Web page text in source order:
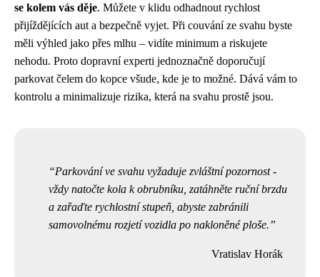
se kolem vás děje. Můžete v klidu odhadnout rychlost
přijíždějících aut a bezpečně vyjet. Při couvání ze svahu byste
měli výhled jako přes mlhu – vidíte minimum a riskujete
nehodu. Proto dopravní experti jednoznačně doporučují
parkovat čelem do kopce všude, kde je to možné. Dává vám to
kontrolu a minimalizuje rizika, která na svahu prostě jsou.
Parkování ve svahu vyžaduje zvláštní pozornost -
vždy natočte kola k obrubníku, zatáhněte ruční brzdu
a zařaďte rychlostní stupeň, abyste zabránili
samovolnému rozjetí vozidla po nakloněné ploše.
Vratislav Horák